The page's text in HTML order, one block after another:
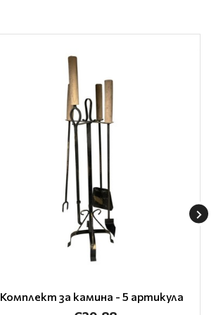
Комплект за камина - 5 артикула